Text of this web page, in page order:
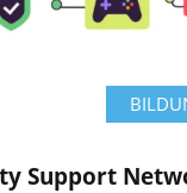
Support